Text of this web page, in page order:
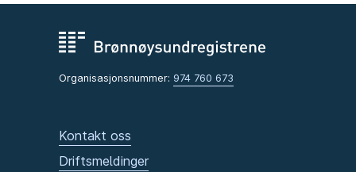
Organisasjonsnummer: 974 760 673
Kontakt oss
Driftsmeldinger